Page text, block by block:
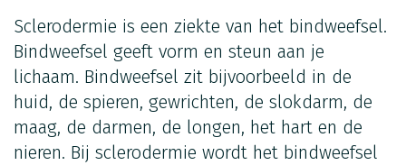
Sclerodermie is een ziekte van het bindweefsel.
Bindweefsel geeft vorm en steun aan je
lichaam. Bindweefsel zit bijvoorbeeld in de
huid, de spieren, gewrichten, de slokdarm, de
maag, de darmen, de longen, het hart en de
nieren. Bij sclerodermie wordt het bindweefsel